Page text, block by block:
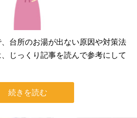
台所のお湯が出ない原因や対策法
じっくり記事を読んで参考にして
続きを読む